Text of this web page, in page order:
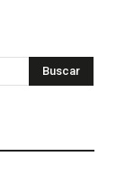
Buscar